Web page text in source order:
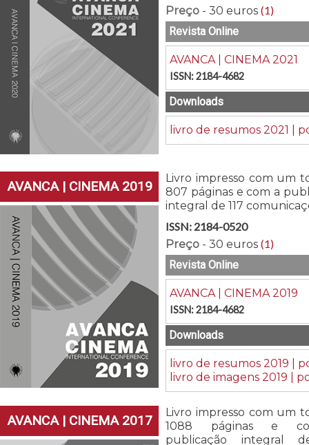
Preço - 30 euros (1)
Revista Online
AVANCA | CINEMA 2021
ISSN: 2184-4682
Downloads
livro de resumos 2021 |
AVANCA | CINEMA 2019
Livro impresso com um
807 páginas e com a
integral de 117
ISSN: 2184-0520
Preço - 30 euros (1)
Revista Online
AVANCA | CINEMA 2019
ISSN: 2184-4682
Downloads
livro de resumos 2019 |
livro de imagens 2019 |
AVANCA | CINEMA 2017
Livro impresso com um
1088 páginas e
publicação integral